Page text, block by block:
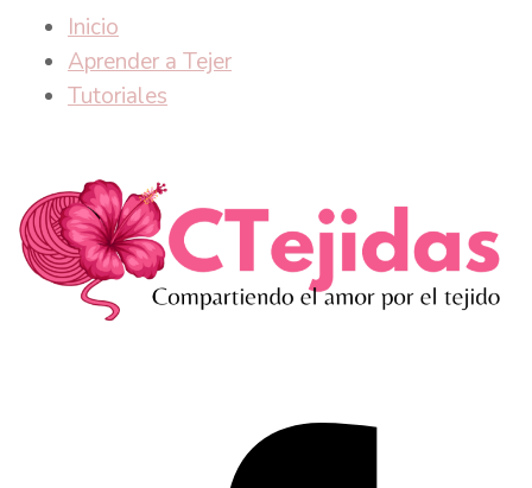
Inicio
Aprender a Tejer
Tutoriales